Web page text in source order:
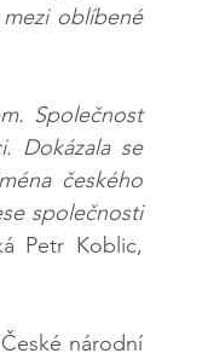
oblíbené
Společnost
Dokázala se
českého
společnosti
Petr Koblic,
národní